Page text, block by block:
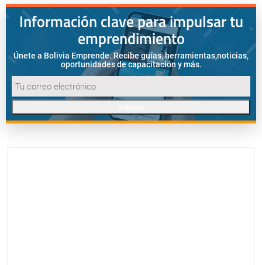
Información clave para impulsar tu
emprendimiento
Únete a Bolivia Emprende. Recibe guías, herramientas,noticias,
oportunidades de capacitación y más.